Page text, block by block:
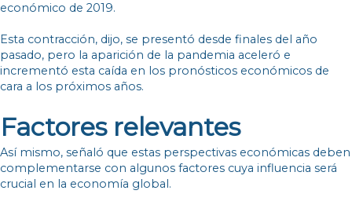
económico de 2019.
Esta contracción, dijo, se presentó desde finales del año
pasado, pero la aparición de la pandemia aceleró e
incrementó esta caída en los pronósticos económicos de
cara a los próximos años.
Factores relevantes
Así mismo, señaló que estas perspectivas económicas deben
complementarse con algunos factores cuya influencia será
crucial en la economía global.